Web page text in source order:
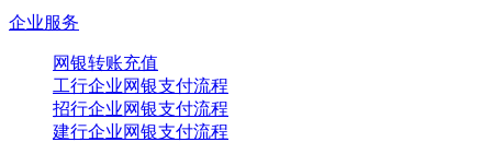
企业服务
网银转账充值
工行企业网银支付流程
招行企业网银支付流程
建行企业网银支付流程